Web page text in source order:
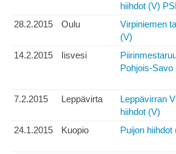
hiihdot (V)
28.2.2015 Oulu
Virpiniemen
(V)
14.2.2015 Iisvesi
Pohjois-Savo
7.2.2015
Leppävirta
Leppävirran
hiihdot (V)
24.1.2015
Kuopio Puijon hiihdot